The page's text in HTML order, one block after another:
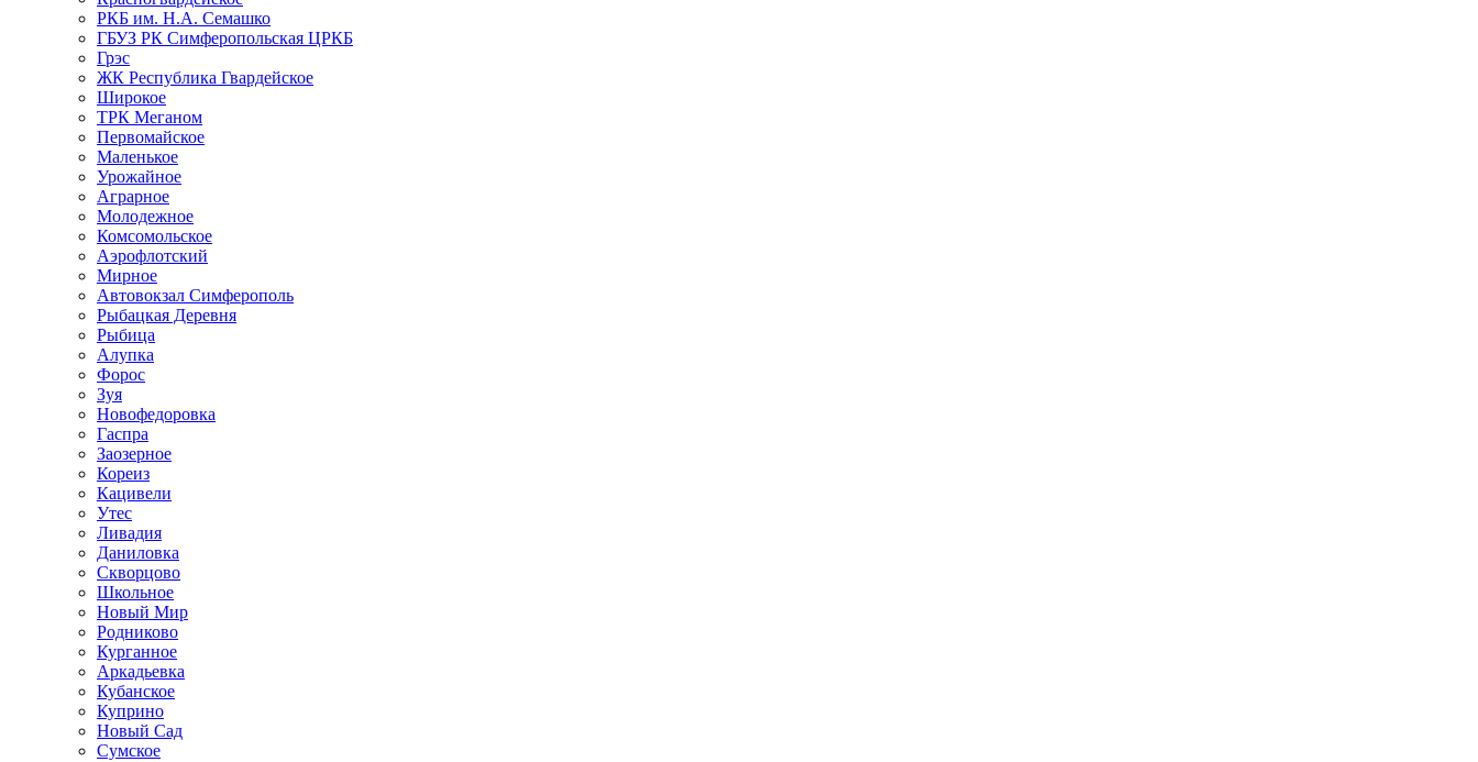
РКБ им. Н.А. Семашко
ГБУЗ РК Симферопольская ЦРКБ
Грэс
ЖК Республика Гвардейское
Широкое
ТРК Меганом
Первомайское
Маленькое
Урожайное
Аграрное
Молодежное
Комсомольское
Аэрофлотский
Мирное
Автовокзал Симферополь
Рыбацкая Деревня
Рыбица
Алупка
Форос
Зуя
Новофедоровка
Гаспра
Заозерное
Кореиз
Кацивели
Утес
Ливадия
Даниловка
Скворцово
Школьное
Новый Мир
Родниково
Курганное
Аркадьевка
Кубанское
Куприно
Новый Сад
Сумское